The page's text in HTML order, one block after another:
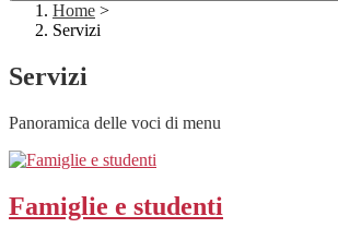
Home >
Servizi
Servizi
Panoramica delle voci di menu
Famiglie e studenti